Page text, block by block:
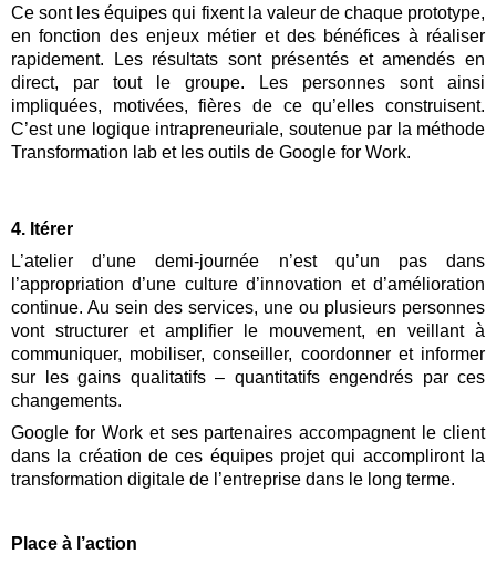
Ce sont les équipes qui fixent la valeur de chaque prototype,
en fonction des enjeux métier et des bénéfices à réaliser
rapidement. Les résultats sont présentés et amendés en
direct, par tout le groupe. Les personnes sont ainsi
impliquées, motivées, fières de ce qu’elles construisent.
C’est une logique intrapreneuriale, soutenue par la méthode
Transformation lab et les outils de Google for Work.
4. Itérer
L’atelier d’une demi-journée n’est qu’un pas dans
l’appropriation d’une culture d’innovation et d’amélioration
continue. Au sein des services, une ou plusieurs personnes
vont structurer et amplifier le mouvement, en veillant à
communiquer, mobiliser, conseiller, coordonner et informer
sur les gains qualitatifs – quantitatifs engendrés par ces
changements.
Google for Work et ses partenaires accompagnent le client
dans la création de ces équipes projet qui accompliront la
transformation digitale de l’entreprise dans le long terme.
Place à l’action